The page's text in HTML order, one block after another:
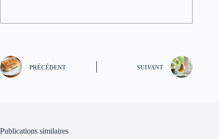
PRÉCÉDENT SUIVANT
Publications similaires